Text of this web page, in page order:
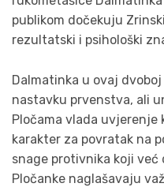
publikom dočekuju
rezultatski i psihološki
Dalmatinka u ovaj
nastavku prvenstva, ali
Pločama vlada uvjerenje
karakter za povratak na
snage protivnika koji već
Pločanke naglašavaju